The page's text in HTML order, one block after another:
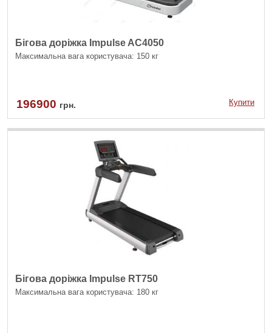
Бігова доріжка Impulse AC4050
Максимальна вага користувача: 150 кг
196900 грн. Купити
Бігова доріжка Impulse RT750
Максимальна вага користувача: 180 кг